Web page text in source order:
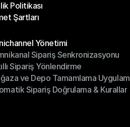
Rotaları
Politikası
Politikası
Şartları
Yönetimi
Yönetimi
Sipariş Senkronizasyonu
Sipariş Senkronizasyonu
Sipariş Yönlendirme
Sipariş Yönlendirme
ve Depo Tamamlama
ve Depo Tamamlama
Sipariş Doğrulama & Kurallar